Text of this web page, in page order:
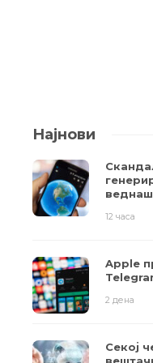
Најнови
12 часа
Apple
2 дена
Секој